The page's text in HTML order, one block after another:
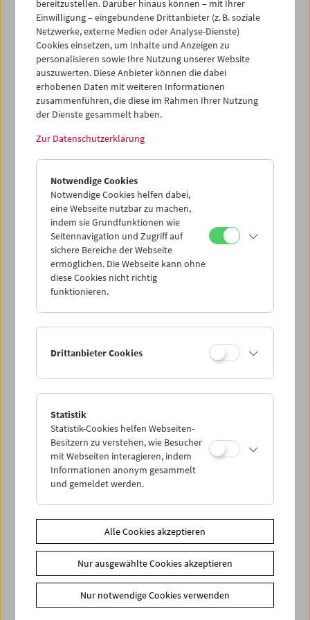
Crossing Europe zu Gast
Wir freuen uns, dass die Leiterinnen des Crossing Europe
Riedler, auch heuer wieder zwei Arbeiten aus dem
Festivalprogramm auswählten und im Filmmuseum
präsentieren. 2026 fiel die Wahl auf zwei Debüts, den
slowenisch-kroatischen SpielfilmIda, ki je pela tako grdo,
da so še mrtvi vstali od mrtvih in zapeli z njo (Ida Who Sang
So Badly Even the Dead Rose Up and Joined Her in
(2025) von Ester Ivakič und den französischen
DokumentarfilmLa Face cachée de la terre (The Hidden
In Anwesenheit von
Katharina
Riedler und Filmemacherin
Zusätzliche Materialien
Mitwirkende
Share on
Vorschau Sept / Okt 2026
Regelmäßige Programme
Programmarchiv
bereitzustellen. Darüber hinaus können – mit Ihrer
Einwilligung – eingebundene Drittanbieter (z. B. soziale
Netzwerke, externe Medien oder Analyse-Dienste)
Cookies einsetzen, um Inhalte und Anzeigen zu
personalisieren sowie Ihre Nutzung unserer Website
auszuwerten. Diese Anbieter können die dabei
erhobenen Daten mit weiteren Informationen
zusammenführen, die diese im Rahmen Ihrer Nutzung
der Dienste gesammelt haben.
Zur Datenschutzerklärung
Notwendige Cookies
Notwendige Cookies helfen dabei,
eine Webseite nutzbar zu machen,
indem sie Grundfunktionen wie
Seitennavigation und Zugriff auf
sichere Bereiche der Webseite
ermöglichen. Die Webseite kann ohne
diese Cookies nicht richtig
funktionieren.
Drittanbieter Cookies
Statistik
Statistik-Cookies helfen Webseiten-
Besitzern zu verstehen, wie Besucher
mit Webseiten interagieren, indem
Informationen anonym gesammelt
und gemeldet werden.
Alle Cookies akzeptieren
Nur ausgewählte Cookies akzeptieren
Nur notwendige Cookies verwenden